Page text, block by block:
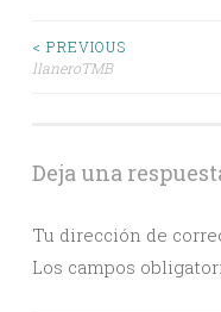
Post
< PREVIOUS
llaneroTMB
Deja una
Tu dirección de
Los campos